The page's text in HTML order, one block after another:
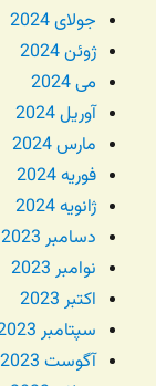
جولای 2024
ژوئن 2024
می 2024
آوریل 2024
مارس 2024
فوریه 2024
ژانویه 2024
دسامبر 2023
نوامبر 2023
اکتبر 2023
سپتامبر 2023
آگوست 2023